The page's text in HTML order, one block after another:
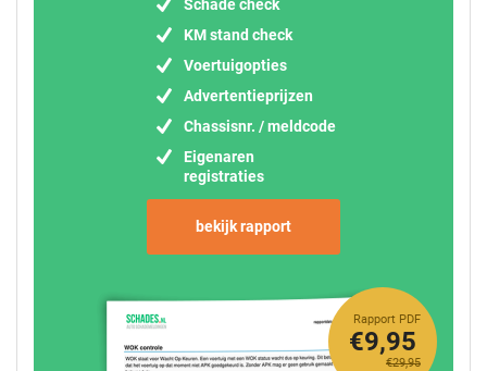
Schade check
KM stand check
Voertuigopties
Advertentieprijzen
Chassisnr. / meldcode
Eigenaren
registraties
bekijk rapport
Rapport PDF
€29,95
€9,95